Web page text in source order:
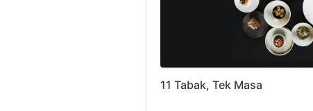
11 Tabak, Tek Masa